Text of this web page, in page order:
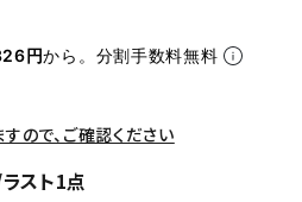
円から。分割手数料無料
ので、ご確認ください
スト1点